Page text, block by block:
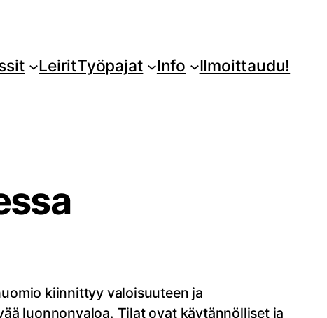
LeiritTyöpajat Info Ilmoittaudu!
kiinnittyy valoisuuteen ja
luonnonvaloa. Tilat ovat käytännölliset ja